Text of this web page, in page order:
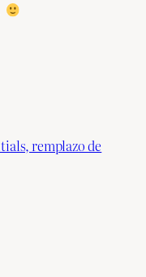
remplazo de